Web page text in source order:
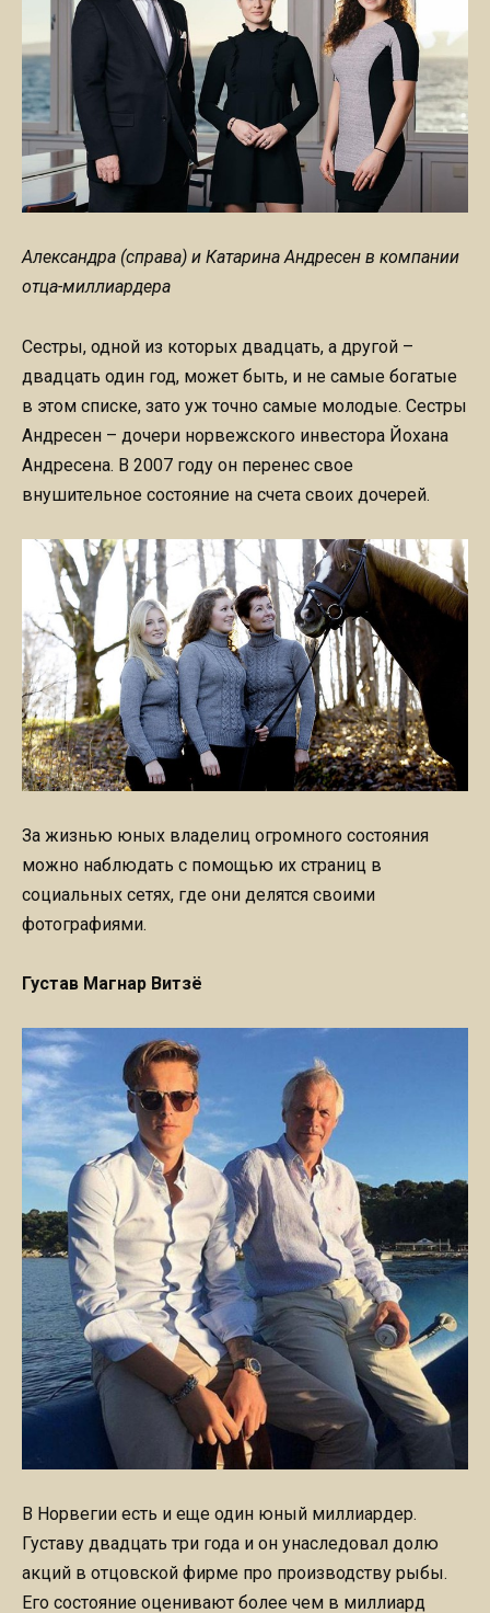
Александра (справа) и Катарина Андресен в компании
отца-миллиардера
Сестры, одной из которых двадцать, а другой –
двадцать один год, может быть, и не самые богатые
в этом списке, зато уж точно самые молодые. Сестры
Андресен – дочери норвежского инвестора Йохана
Андресена. В 2007 году он перенес свое
внушительное состояние на счета своих дочерей.
За жизнью юных владелиц огромного состояния
можно наблюдать с помощью их страниц в
социальных сетях, где они делятся своими
фотографиями.
Густав Магнар Витзё
В Норвегии есть и еще один юный миллиардер.
Густаву двадцать три года и он унаследовал долю
акций в отцовской фирме про производству рыбы.
Его состояние оценивают более чем в миллиард